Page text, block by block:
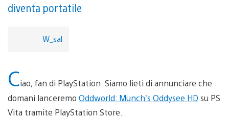
diventa portatile
W_sal
Ciao, fan di PlayStation. Siamo lieti di annunciare che
domani lanceremo Oddworld: Munch’s Oddysee HD su PS
Vita tramite PlayStation Store.